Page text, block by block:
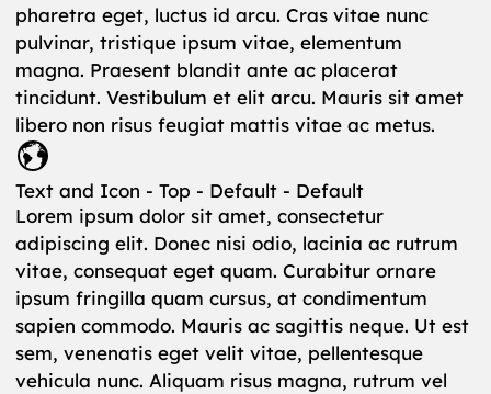
pharetra eget, luctus id arcu. Cras vitae nunc
pulvinar, tristique ipsum vitae, elementum
magna. Praesent blandit ante ac placerat
tincidunt. Vestibulum et elit arcu. Mauris sit amet
libero non risus feugiat mattis vitae ac metus.
Text and Icon - Top - Default - Default
Lorem ipsum dolor sit amet, consectetur
adipiscing elit. Donec nisi odio, lacinia ac rutrum
vitae, consequat eget quam. Curabitur ornare
ipsum fringilla quam cursus, at condimentum
sapien commodo. Mauris ac sagittis neque. Ut est
sem, venenatis eget velit vitae, pellentesque
vehicula nunc. Aliquam risus magna, rutrum vel